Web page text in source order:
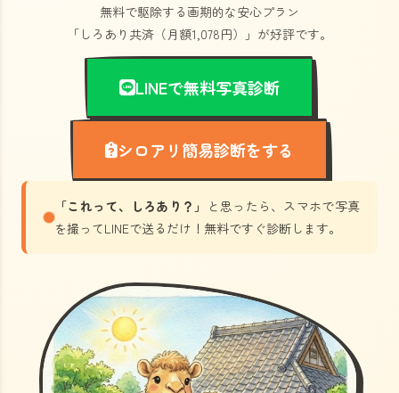
無料で駆除する画期的な安心プラン
「しろあり共済（月額1,078円）」 が好評です。
LINEで無料写真診断
シロアリ簡易診断をする
「これって、しろあり？」
と思ったら、スマホで写真
を撮ってLINEで送るだけ！無料ですぐ診断します。